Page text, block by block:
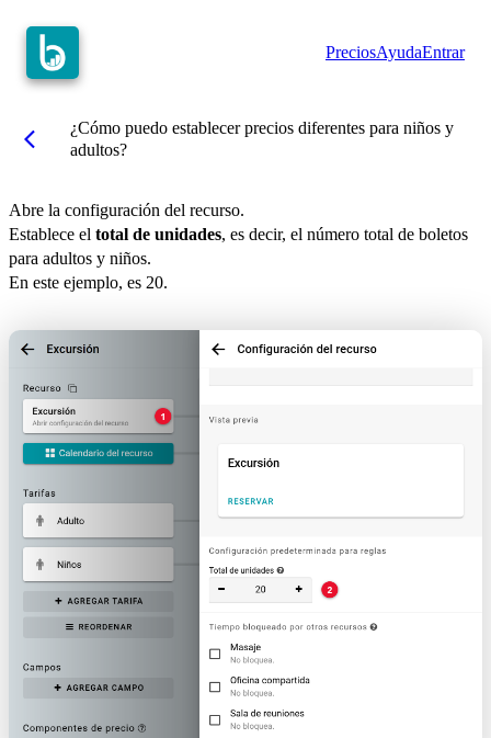
PreciosAyudaEntrar
arrow_back_ios
¿Cómo puedo establecer precios diferentes para niños y
adultos?
Abre la configuración del recurso.
Establece el total de unidades, es decir, el número total de boletos
para adultos y niños.
En este ejemplo, es 20.